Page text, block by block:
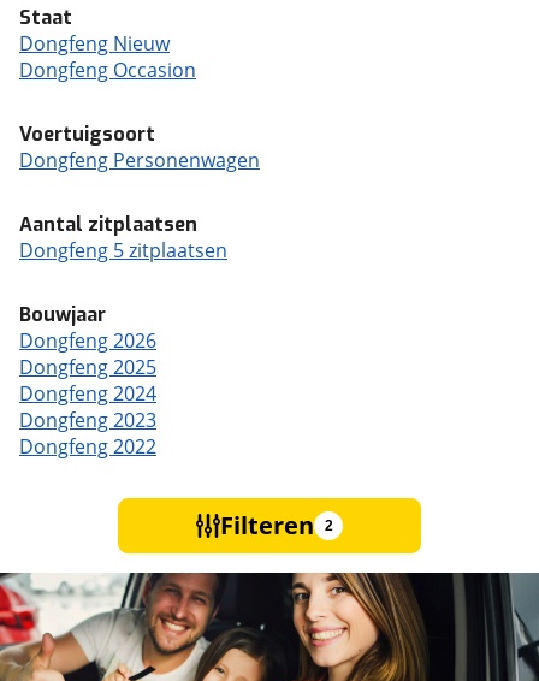
Staat
Dongfeng Nieuw
Dongfeng Occasion
Voertuigsoort
Dongfeng Personenwagen
Aantal zitplaatsen
Dongfeng 5 zitplaatsen
Bouwjaar
Dongfeng 2026
Dongfeng 2025
Dongfeng 2024
Dongfeng 2023
Dongfeng 2022
Filteren 2